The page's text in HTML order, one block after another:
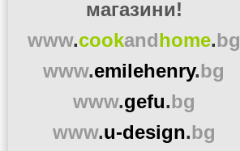
магазини!
www.cookandhome.bg
www.emilehenry.bg
www.gefu.bg
www.u-design.bg